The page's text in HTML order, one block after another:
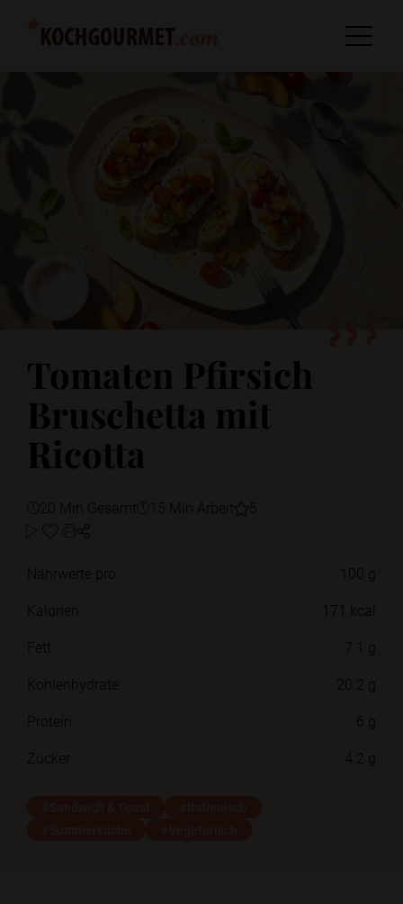
Tomaten Pfirsich
Bruschetta mit
Ricotta
20 Min Gesamt 15 Min Arbeit 5
Nährwerte pro
100 g
Kalorien
171 kcal
Fett
7.1 g
Kohlenhydrate
20.2 g
Protein
6 g
Zucker
4.2 g